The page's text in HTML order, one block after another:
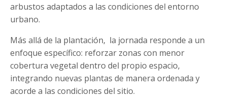
arbustos adaptados a las condiciones del entorno
urbano.
Más allá de la plantación, la jornada responde a un
enfoque específico: reforzar zonas con menor
cobertura vegetal dentro del propio espacio,
integrando nuevas plantas de manera ordenada y
acorde a las condiciones del sitio.